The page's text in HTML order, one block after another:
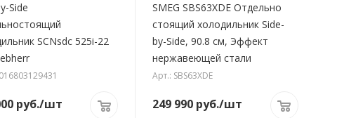
Side
SCNsdc 525i-22
руб./шт
SMEG SBS63XDE Отдельно
стоящий холодильник Side-
by-Side, 90.8 см, Эффект
нержавеющей стали
Арт.: SBS63XDE
249 990 руб./шт